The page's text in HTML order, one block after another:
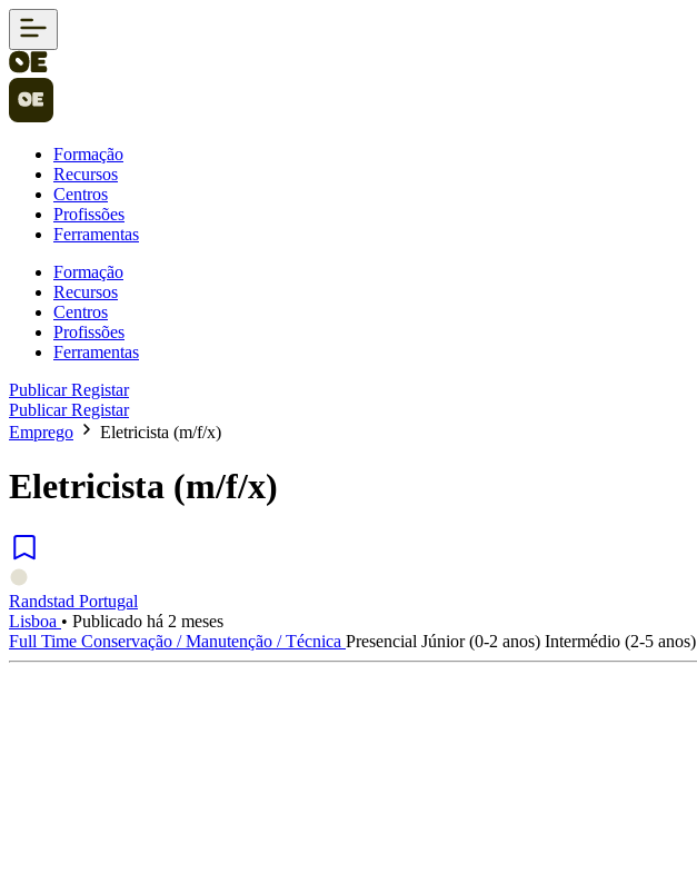
Formação
Recursos
Centros
Profissões
Ferramentas
Formação
Recursos
Centros
Profissões
Ferramentas
PublicarRegistar
PublicarRegistar
Emprego
Eletricista (m/f/x)
Eletricista (m/f/x)
Randstad Portugal
Lisboa • Publicado há 2 meses
Full Time Conservação / Manutenção / Técnica Presencial Júnior (0-2 anos) Intermédio (2-5 anos)